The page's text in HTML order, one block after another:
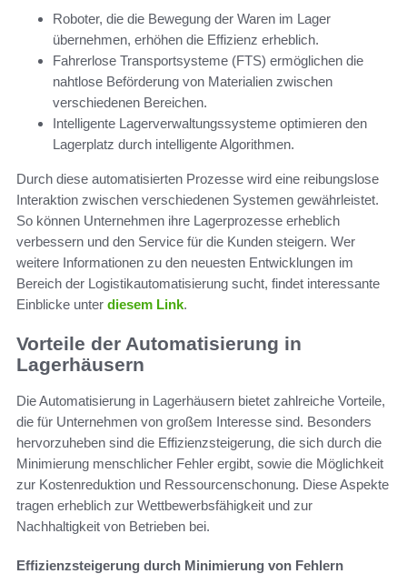
Roboter, die die Bewegung der Waren im Lager
übernehmen, erhöhen die Effizienz erheblich.
Fahrerlose Transportsysteme (FTS) ermöglichen die
nahtlose Beförderung von Materialien zwischen
verschiedenen Bereichen.
Intelligente Lagerverwaltungssysteme optimieren den
Lagerplatz durch intelligente Algorithmen.
Durch diese automatisierten Prozesse wird eine reibungslose
Interaktion zwischen verschiedenen Systemen gewährleistet.
So können Unternehmen ihre Lagerprozesse erheblich
verbessern und den Service für die Kunden steigern. Wer
weitere Informationen zu den neuesten Entwicklungen im
Bereich der Logistikautomatisierung sucht, findet interessante
Einblicke unter diesem Link.
Vorteile der Automatisierung in
Lagerhäusern
Die Automatisierung in Lagerhäusern bietet zahlreiche Vorteile,
die für Unternehmen von großem Interesse sind. Besonders
hervorzuheben sind die Effizienzsteigerung, die sich durch die
Minimierung menschlicher Fehler ergibt, sowie die Möglichkeit
zur Kostenreduktion und Ressourcenschonung. Diese Aspekte
tragen erheblich zur Wettbewerbsfähigkeit und zur
Nachhaltigkeit von Betrieben bei.
Effizienzsteigerung durch Minimierung von Fehlern